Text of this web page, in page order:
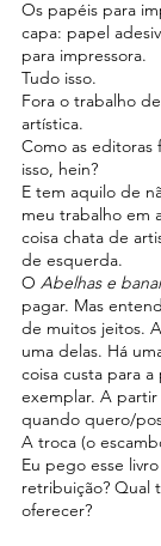
Os papéis para
capa: papel
para impressora.
Tudo isso.
Fora o trabalho
artística.
Como as editoras
isso, hein?
E tem aquilo de
meu trabalho em
coisa chata de
de esquerda.
O Abelhas e
pagar. Mas
de muitos jeitos.
uma delas. Há
coisa custa para
exemplar. A
quando quero/
A troca (o
Eu pego esse
retribuição? Qual
oferecer?